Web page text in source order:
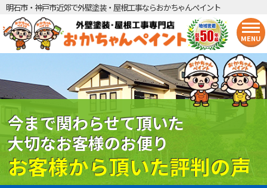
明石市・神戸市近郊で外壁塗装・屋根工事ならおかちゃんペイント
MENU
今まで関わらせて頂いた
大切なお客様のお便り
お客様から頂いた評判の声